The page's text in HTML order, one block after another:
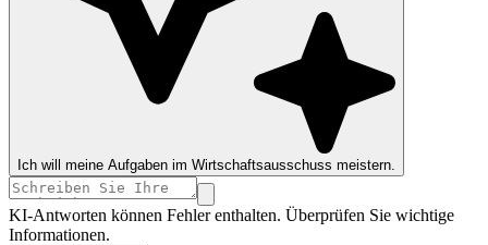
Ich will meine Aufgaben im Wirtschaftsausschuss meistern.
KI-Antworten können Fehler enthalten. Überprüfen Sie wichtige
Informationen.